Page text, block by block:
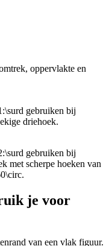
oppervlakte en
gebruiken bij
driehoek.
gebruiken bij
met scherpe hoeken van
.
je voor
van een vlak figuur.